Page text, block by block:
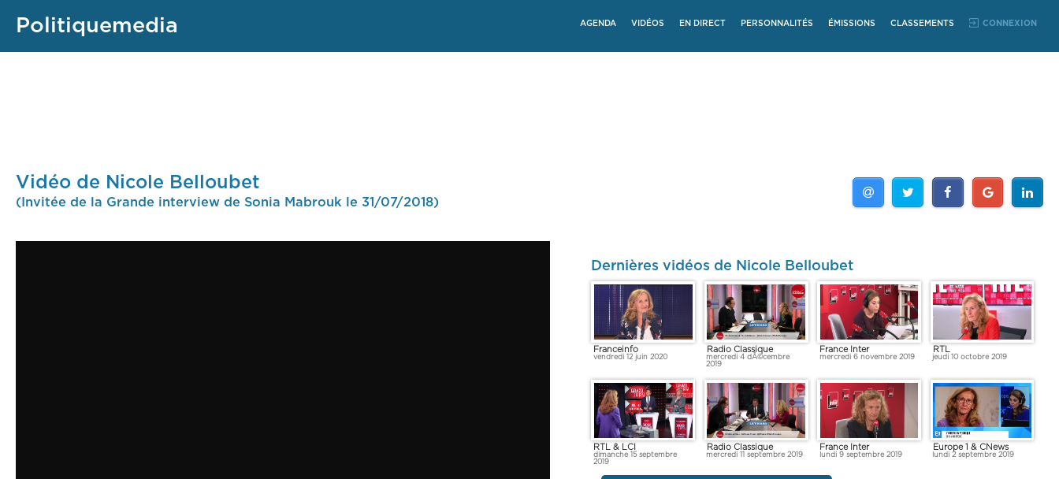
Politiquemedia AGENDA VIDÉOS EN DIRECT PERSONNALITÉS ÉMISSIONS CLASSEMENTS CONNEXION
Vidéo de Nicole Belloubet
(Invitée de la Grande interview de Sonia Mabrouk le 31/07/2018)
Dernières vidéos de Nicole Belloubet
Franceinfo
vendredi 12 juin 2020
Radio Classique
mercredi 4 dÃ©cembre
2019
France Inter
mercredi 6 novembre 2019
RTL
jeudi 10 octobre 2019
RTL & LCI
dimanche 15 septembre
2019
Radio Classique
mercredi 11 septembre 2019
France Inter
lundi 9 septembre 2019
Europe 1 & CNews
lundi 2 septembre 2019